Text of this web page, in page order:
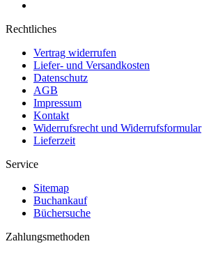
Rechtliches
Vertrag widerrufen
Liefer- und Versandkosten
Datenschutz
AGB
Impressum
Kontakt
Widerrufsrecht und Widerrufsformular
Lieferzeit
Service
Sitemap
Buchankauf
Büchersuche
Zahlungsmethoden